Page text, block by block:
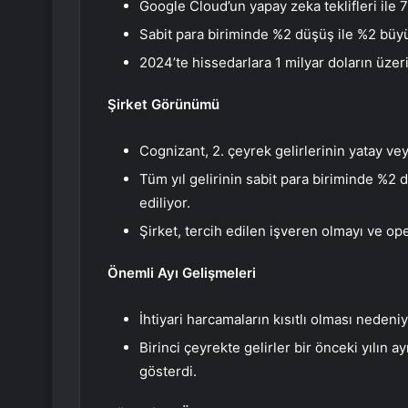
Google Cloud’un yapay zeka teklifleri ile
Sabit para biriminde %2 düşüş ile %2
2024’te hissedarlara 1 milyar doların
Şirket Görünümü
Cognizant, 2. çeyrek gelirlerinin yatay
Tüm yıl gelirinin sabit para biriminde %2
ediliyor.
Şirket, tercih edilen işveren olmayı ve
Önemli Ayı Gelişmeleri
İhtiyari harcamaların kısıtlı olması
Birinci çeyrekte gelirler bir önceki yılın
gösterdi.